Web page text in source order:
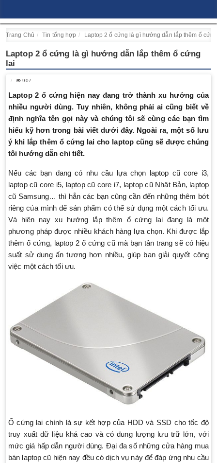
Trang Chủ Tin tổng hợp Laptop 2 ổ cứng là gì hướng dẫn lắp thêm ổ
Laptop 2 ổ cứng là gì hướng dẫn lắp thêm ổ cứng
lai
907
Laptop 2 ổ cứng hiện nay đang trở thành xu hướng của
nhiều người dùng. Tuy nhiên, không phải ai cũng biết về
định nghĩa tên gọi này và chúng tôi sẽ cùng các bạn tìm
hiểu kỹ hơn trong bài viết dưới đây. Ngoài ra, một số lưu
ý khi lắp thêm ổ cứng lai cho laptop cũng sẽ được chúng
tôi hướng dẫn chi tiết.
Nếu các bạn đang có nhu cầu lựa chọn laptop cũ core i3,
laptop cũ core i5, laptop cũ core i7, laptop cũ Nhật Bản, laptop
cũ Samsung… thì hẳn các bạn cũng cần đến những thêm bớt
riêng của mình để sản phẩm có thể sử dụng một cách tối ưu.
Và hiện nay xu hướng lắp thêm ổ cứng lai đang là một
phương pháp được nhiều khách hàng lựa chọn. Khi được lắp
thêm ổ cứng, laptop 2 ổ cứng cũ mà bạn tân trang sẽ có hiệu
suất sử dụng ấn tượng hơn nhiều, giúp bạn giải quyết công
việc một cách tối ưu.
Ổ cứng lai chính là sự kết hợp của HDD và SSD cho tốc độ
truy xuất dữ liệu khá cao và có dung lượng lưu trữ lớn, với
mức giá hấp dẫn người dùng. Đại đa số những cửa hàng mua
bán laptop cũ hiện nay đều có dịch vụ này để đáp ứng nhu cầu